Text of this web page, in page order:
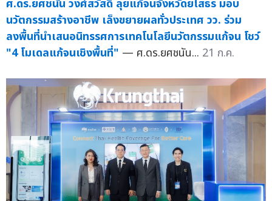
ศ.ดร.ยศชนัน วงศ์สวัสดิ์ ลุยแก้จนจังหวัดยโสธร มอบ
นวัตกรรมสร้างอาชีพ เล็งขยายผลทั่วประเทศ วว. ร่วม
ลงพื้นที่นำเสนอนิทรรศการเทคโนโลยีนวัตกรรมแก้จน โชว์
"4 โมเดลแก้จนเชิงพื้นที่" — ศ.ดร.ยศชนัน... 21 ก.ค.